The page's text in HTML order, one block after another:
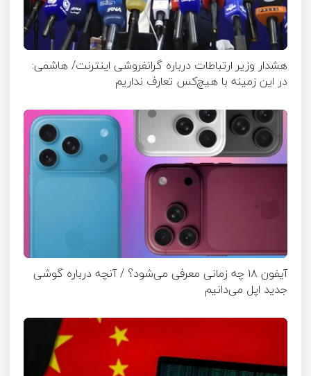
هشدار وزیر ارتباطات درباره گرانفروشی اینترنت/ هاشمی:
در این زمینه با هیچ‌کس تعارف نداریم
آیفون ۱۸ چه زمانی معرفی می‌شود؟ / آنچه درباره گوشی
جدید اپل می‌دانیم